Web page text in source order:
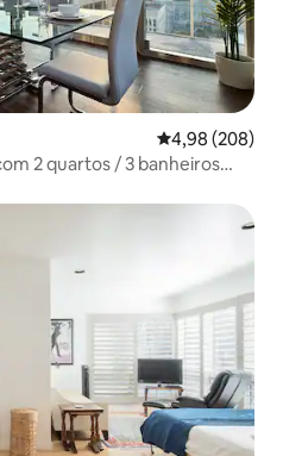
4,98 de uma
4,98 (208)
2 quartos / 3 banheiros